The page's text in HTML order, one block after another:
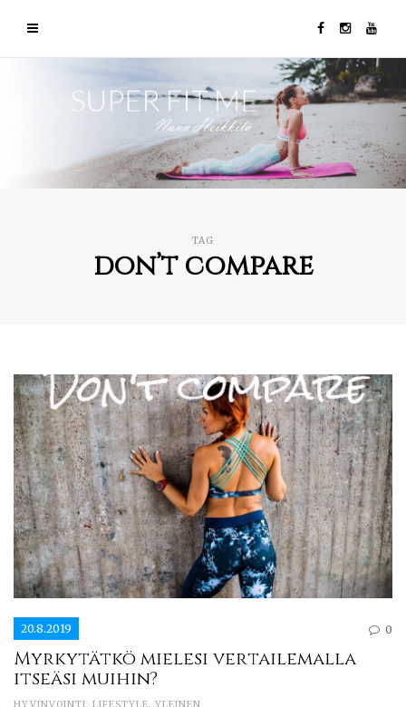
TAG
don’t compare
20.8.2019 0
Myrkytätkö mielesi vertailemalla
itseäsi muihin?
HYVINVOINTI, LIFESTYLE, YLEINEN